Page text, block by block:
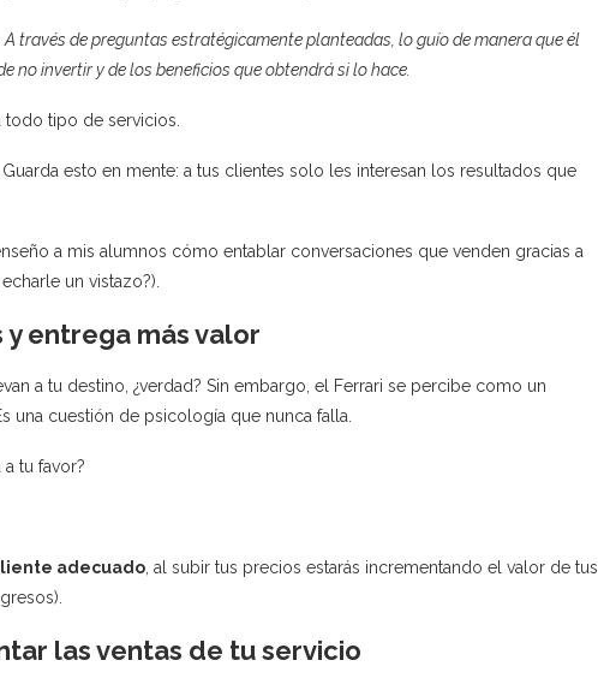
través de preguntas estratégicamente planteadas, lo guío de manera que él
no invertir y de los beneficios que obtendrá si lo hace.
todo tipo de servicios.
esto en mente: a tus clientes solo les interesan los resultados que
a mis alumnos cómo entablar conversaciones que venden gracias a
un vistazo?).
y entrega más valor
a tu destino, ¿verdad? Sin embargo, el Ferrari se percibe como un
una cuestión de psicología que nunca falla.
tu favor?
adecuado , al subir tus precios estarás incrementando el valor de tus
las ventas de tu servicio